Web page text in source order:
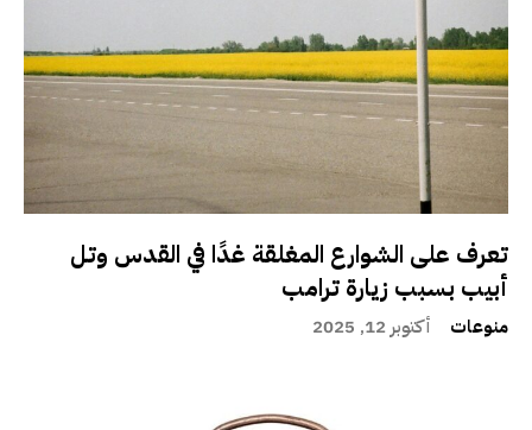
تعرف على الشوارع المغلقة غدًا في القدس وتل
أبيب بسبب زيارة ترامب
منوعات أكتوبر 12, 2025